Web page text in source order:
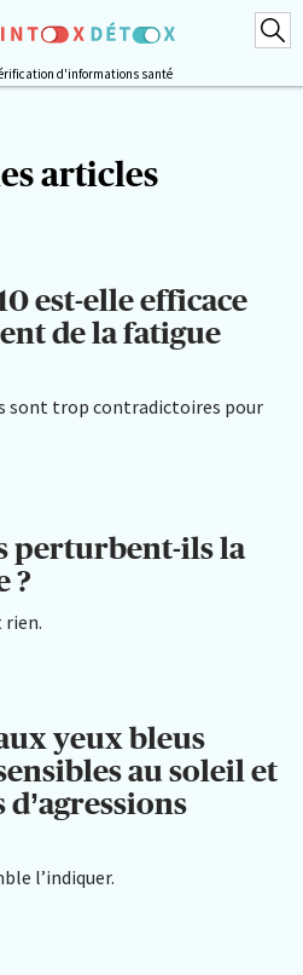
d'informations santé
articles
est-elle efficace
de la fatigue
sont trop contradictoires pour
perturbent-ils la
?
rien.
yeux bleus
au soleil et
d’agressions
l’indiquer.